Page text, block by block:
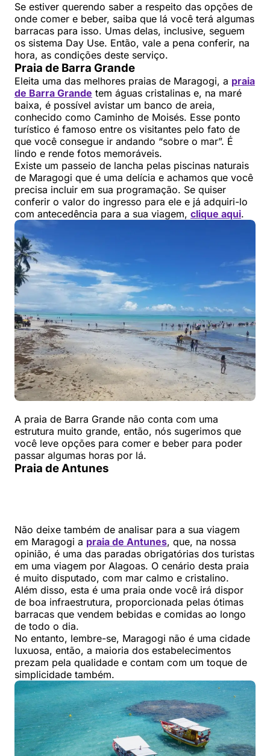
Se estiver querendo saber a respeito das opções de
onde comer e beber, saiba que lá você terá algumas
barracas para isso. Umas delas, inclusive, seguem
os sistema Day Use. Então, vale a pena conferir, na
hora, as condições deste serviço.
Praia de Barra Grande
Eleita uma das melhores praias de Maragogi, a praia
de Barra Grande tem águas cristalinas e, na maré
baixa, é possível avistar um banco de areia,
conhecido como Caminho de Moisés. Esse ponto
turístico é famoso entre os visitantes pelo fato de
que você consegue ir andando “sobre o mar”. É
lindo e rende fotos memoráveis.
Existe um passeio de lancha pelas piscinas naturais
de Maragogi que é uma delícia e achamos que você
precisa incluir em sua programação. Se quiser
conferir o valor do ingresso para ele e já adquiri-lo
com antecedência para a sua viagem, clique aqui.
A praia de Barra Grande não conta com uma
estrutura muito grande, então, nós sugerimos que
você leve opções para comer e beber para poder
passar algumas horas por lá.
Praia de Antunes
Não deixe também de analisar para a sua viagem
em Maragogi a praia de Antunes, que, na nossa
opinião, é uma das paradas obrigatórias dos turistas
em uma viagem por Alagoas. O cenário desta praia
é muito disputado, com mar calmo e cristalino.
Além disso, esta é uma praia onde você irá dispor
de boa infraestrutura, proporcionada pelas ótimas
barracas que vendem bebidas e comidas ao longo
de todo o dia.
No entanto, lembre-se, Maragogi não é uma cidade
luxuosa, então, a maioria dos estabelecimentos
prezam pela qualidade e contam com um toque de
simplicidade também.